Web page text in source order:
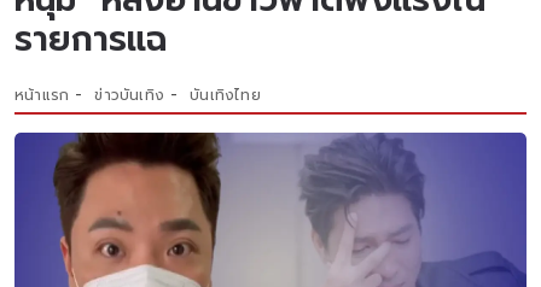
รายการแฉ
หน้าแรก ข่าวบันเทิง บันเทิงไทย